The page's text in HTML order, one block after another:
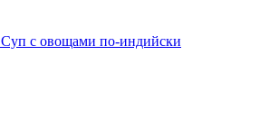
Суп с овощами по-индийски